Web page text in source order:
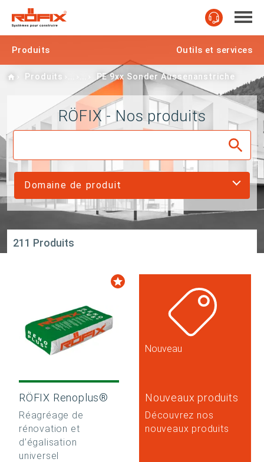
Produits Outils et services
Home
Produits PE 9xx Sonder Aussenanstriche
RÖFIX - Nos produits
Domaine de produit
211 Produits
RÖFIX Renoplus®
Réagréage de
rénovation et
d’égalisation
universel
Nouveau
Nouveaux produits
Découvrez nos
nouveaux produits